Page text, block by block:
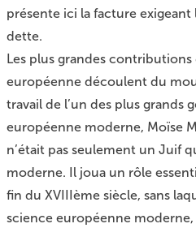
présente ici la facture
dette.
Les plus grandes contributions
européenne découlent du
travail de l’un des plus grands
européenne moderne, Moïse
n’était pas seulement un Juif
moderne. Il joua un rôle
fin du XVIIIème siècle, sans
science européenne